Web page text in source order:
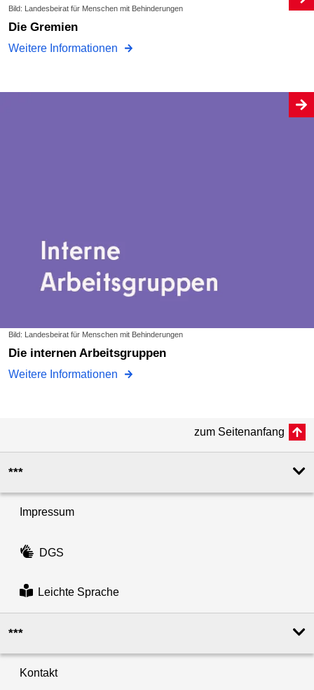
Bild: Landesbeirat für Menschen mit Behinderungen
Die Gremien
Weitere Informationen
Bild: Landesbeirat für Menschen mit Behinderungen
Die internen Arbeitsgruppen
Weitere Informationen
zum Seitenanfang
***
Impressum
DGS
Leichte Sprache
***
Kontakt